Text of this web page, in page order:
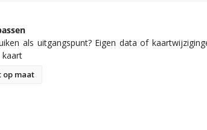
als uitgangspunt? Eigen data of
kaart
op maat